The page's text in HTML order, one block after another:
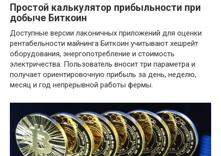
Простой калькулятор прибыльности при
добыче Биткоин
Доступные версии лаконичных приложений для оценки
рентабельности майнинга Биткоин учитывают хешрейт
оборудования, энергопотребление и стоимость
электричества. Пользователь вносит три параметра и
получает ориентировочную прибыль за день, неделю,
месяц и год непрерывной работы фермы.